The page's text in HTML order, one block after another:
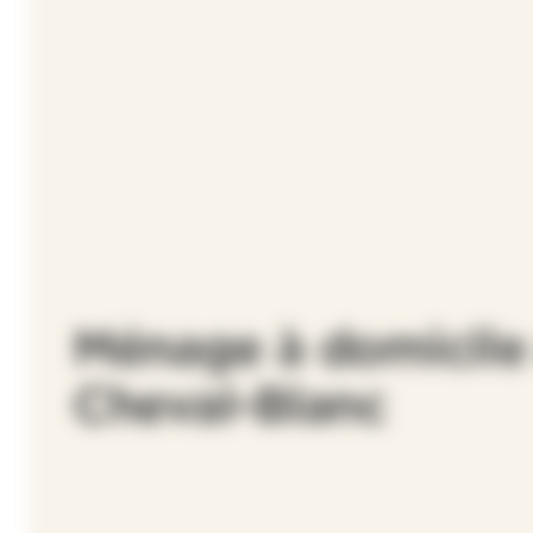
Ménage à
Cheval-Blanc